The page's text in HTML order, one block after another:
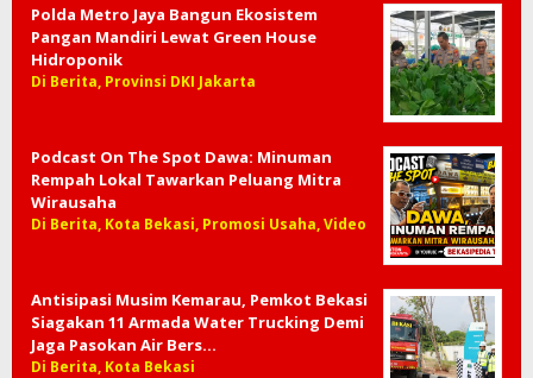
Polda Metro Jaya Bangun Ekosistem
Pangan Mandiri Lewat Green House
Hidroponik
Di Berita, Provinsi DKI Jakarta
Podcast On The Spot Dawa: Minuman
Rempah Lokal Tawarkan Peluang Mitra
Wirausaha
Di Berita, Kota Bekasi, Promosi Usaha, Video
Antisipasi Musim Kemarau, Pemkot Bekasi
Siagakan 11 Armada Water Trucking Demi
Jaga Pasokan Air Bers…
Di Berita, Kota Bekasi